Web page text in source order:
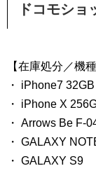
ドコモシ
【在庫処分／機
・ iPhone7 32GB
・ iPhone X
・ Arrows Be F-
・ GALAXY
・ GALAXY S9